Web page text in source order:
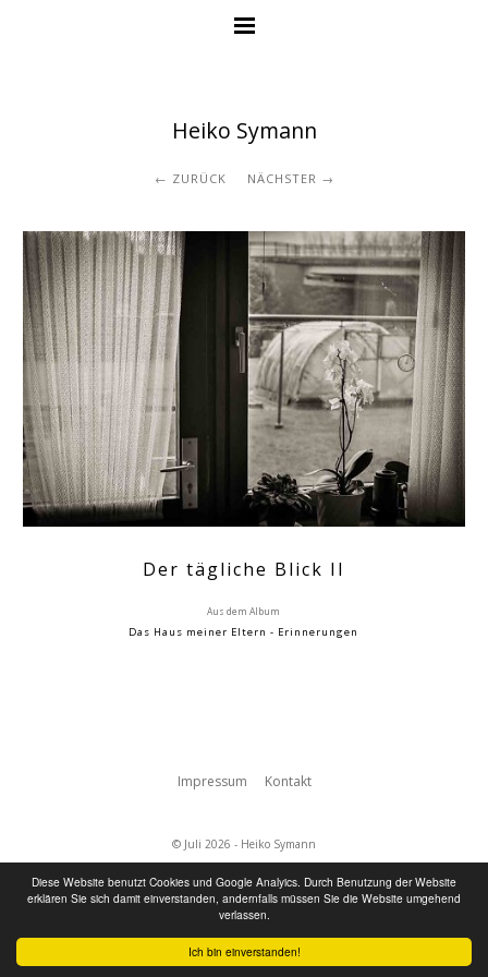
Ich bin einverstanden!
Diese Website benutzt Cookies und Google Analyics. Durch Benutzung der Website
erklären Sie sich damit einverstanden, andernfalls müssen Sie die Website umgehend
verlassen.
Heiko Symann
ZURÜCK NÄCHSTER
Der tägliche Blick II
Aus dem Album
Das Haus meiner Eltern - Erinnerungen
Impressum Kontakt
© Juli 2026 - Heiko Symann